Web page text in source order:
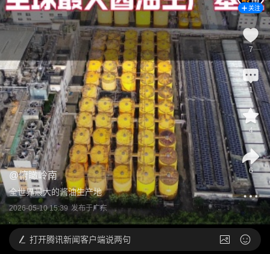
@俯瞰岭南
全世界最大的酱油生产地
2026-05-10 15:39 发布于广东
关注
7
1
4
6
打开腾讯新闻客户端说两句